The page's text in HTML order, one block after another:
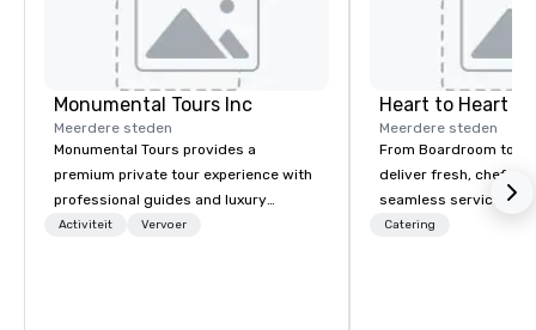
Monumental Tours Inc
Meerdere steden
Monumental Tours provides a
premium private tour experience with
professional guides and luxury
transportation in the Washington DC
Activiteit Vervoer
Heart to Heart
Meerdere steden
From Boardroom to
deliver fresh, chef-
seamless service.
everything—menu
Catering